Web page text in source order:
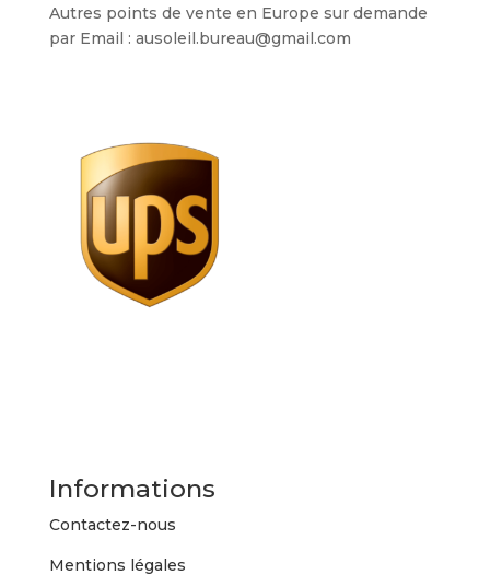
Autres points de vente en Europe sur demande
par Email : ausoleil.bureau@gmail.com
Informations
Contactez-nous
Mentions légales